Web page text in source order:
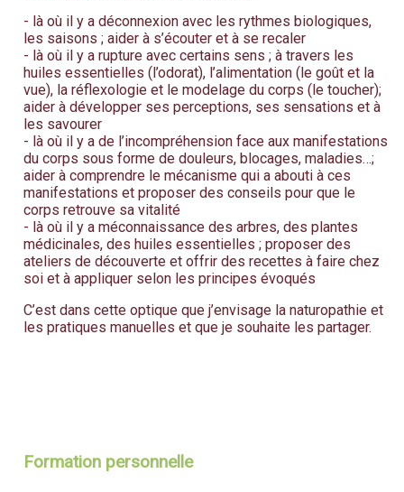
- là où il y a déconnexion avec les rythmes biologiques,
les saisons ; aider à s’écouter et à se recaler
- là où il y a rupture avec certains sens ; à travers les
huiles essentielles (l’odorat), l’alimentation (le goût et la
vue), la réflexologie et le modelage du corps (le toucher);
aider à développer ses perceptions, ses sensations et à
les savourer
- là où il y a de l’incompréhension face aux manifestations
du corps sous forme de douleurs, blocages, maladies…;
aider à comprendre le mécanisme qui a abouti à ces
manifestations et proposer des conseils pour que le
corps retrouve sa vitalité
- là où il y a méconnaissance des arbres, des plantes
médicinales, des huiles essentielles ; proposer des
ateliers de découverte et offrir des recettes à faire chez
soi et à appliquer selon les principes évoqués
C’est dans cette optique que j’envisage la naturopathie et
les pratiques manuelles et que je souhaite les partager.
Formation personnelle